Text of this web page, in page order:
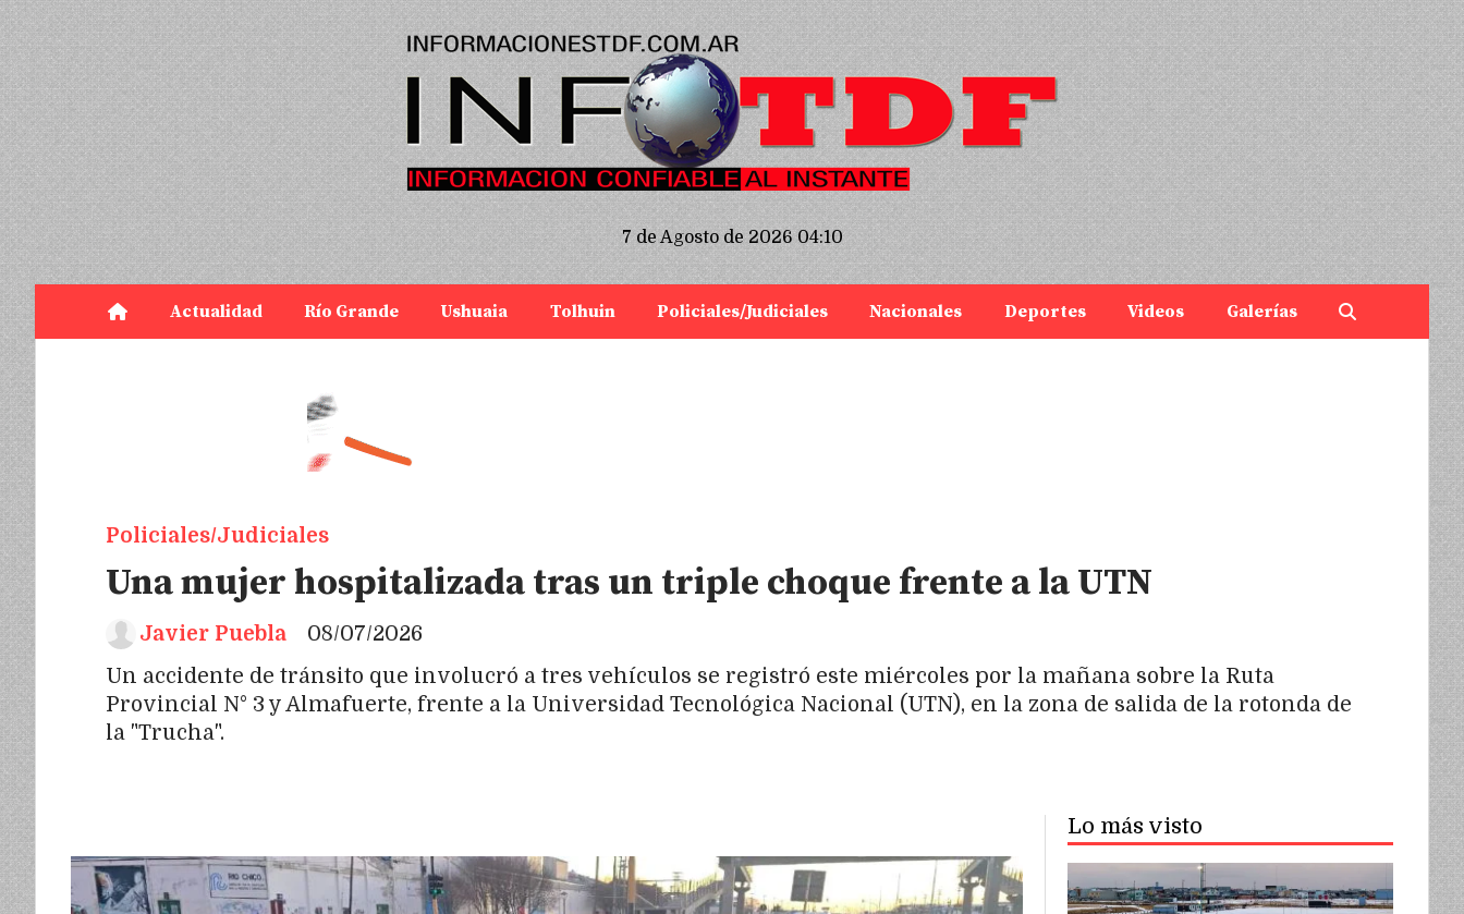
7 de Agosto de 2026 04:10
Actualidad Río Grande Ushuaia Tolhuin Policiales/Judiciales Nacionales Deportes Videos Galerías
Una mujer hospitalizada tras un triple choque frente a la UTN
Un accidente de tránsito que involucró a tres vehículos se registró este miércoles por la mañana sobre la Ruta
Provincial N° 3 y Almafuerte, frente a la Universidad Tecnológica Nacional (UTN), en la zona de salida de la rotonda de
la "Trucha".
Policiales/Judiciales
08/07/2026
Javier Puebla
Lo más visto